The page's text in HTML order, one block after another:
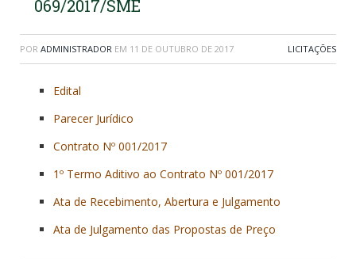
069/2017/SME
POR ADMINISTRADOR EM 11 DE OUTUBRO DE 2017 LICITAÇÕES
Edital
Parecer Jurídico
Contrato Nº 001/2017
1º Termo Aditivo ao Contrato Nº 001/2017
Ata de Recebimento, Abertura e Julgamento
Ata de Julgamento das Propostas de Preço